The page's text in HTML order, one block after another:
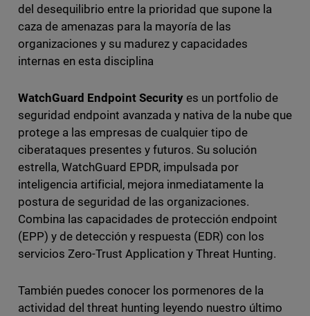
del desequilibrio entre la prioridad que supone la
caza de amenazas para la mayoría de las
organizaciones y su madurez y capacidades
internas en esta disciplina
WatchGuard Endpoint Securityes un portfolio de
seguridad endpoint avanzada y nativa de la nube que
protege a las empresas de cualquier tipo de
ciberataques presentes y futuros. Su solución
estrella, WatchGuard EPDR, impulsada por
inteligencia artificial, mejora inmediatamente la
postura de seguridad de las organizaciones.
Combina las capacidades de protección endpoint
(EPP) y de detección y respuesta (EDR) con los
servicios Zero-Trust Application y Threat Hunting.
También puedes conocer los pormenores de la
actividad del threat hunting leyendo nuestro último